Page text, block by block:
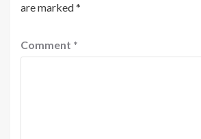
are marked*
Comment *